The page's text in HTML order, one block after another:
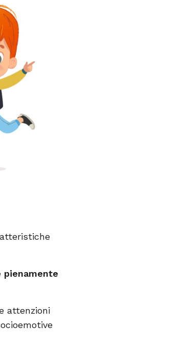
pienamente
attenzioni